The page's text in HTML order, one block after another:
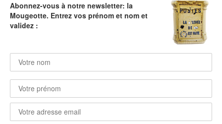
Abonnez-vous à notre newsletter: la
Mougeotte. Entrez vos prénom et nom et
validez :